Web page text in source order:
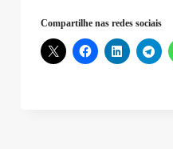
Compartilhe nas redes sociais